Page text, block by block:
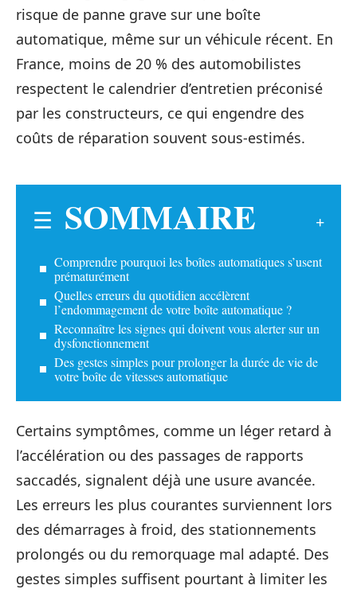
risque de panne grave sur une boîte
automatique, même sur un véhicule récent. En
France, moins de 20 % des automobilistes
respectent le calendrier d’entretien préconisé
par les constructeurs, ce qui engendre des
coûts de réparation souvent sous-estimés.
SOMMAIRE
Comprendre pourquoi les boîtes automatiques s’usent
prématurément
Quelles erreurs du quotidien accélèrent
l’endommagement de votre boîte automatique ?
Reconnaître les signes qui doivent vous alerter sur un
dysfonctionnement
Des gestes simples pour prolonger la durée de vie de
votre boîte de vitesses automatique
Certains symptômes, comme un léger retard à
l’accélération ou des passages de rapports
saccadés, signalent déjà une usure avancée.
Les erreurs les plus courantes surviennent lors
des démarrages à froid, des stationnements
prolongés ou du remorquage mal adapté. Des
gestes simples suffisent pourtant à limiter les